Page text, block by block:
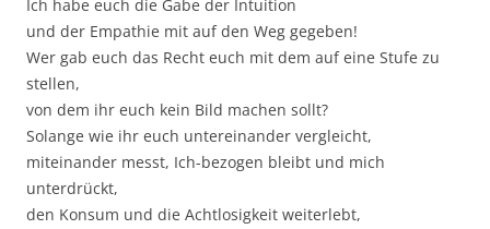
Ich habe euch die Gabe der Intuition
und der Empathie mit auf den Weg gegeben!
Wer gab euch das Recht euch mit dem auf eine Stufe zu
stellen,
von dem ihr euch kein Bild machen sollt?
Solange wie ihr euch untereinander vergleicht,
miteinander messt, Ich-bezogen bleibt und mich
unterdrückt,
den Konsum und die Achtlosigkeit weiterlebt,